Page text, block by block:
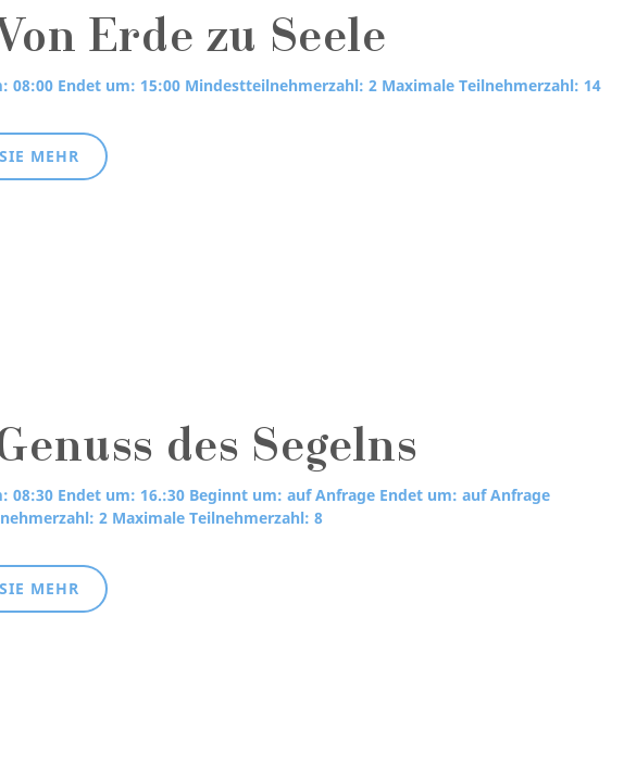
Erde zu Seele
08:00 Endet um: 15:00 Mindestteilnehmerzahl: 2 Maximale Teilnehmerzahl: 14
MEHR
des Segelns
08:30 Endet um: 16.:30 Beginnt um: auf Anfrage Endet um: auf Anfrage
2 Maximale Teilnehmerzahl: 8
MEHR